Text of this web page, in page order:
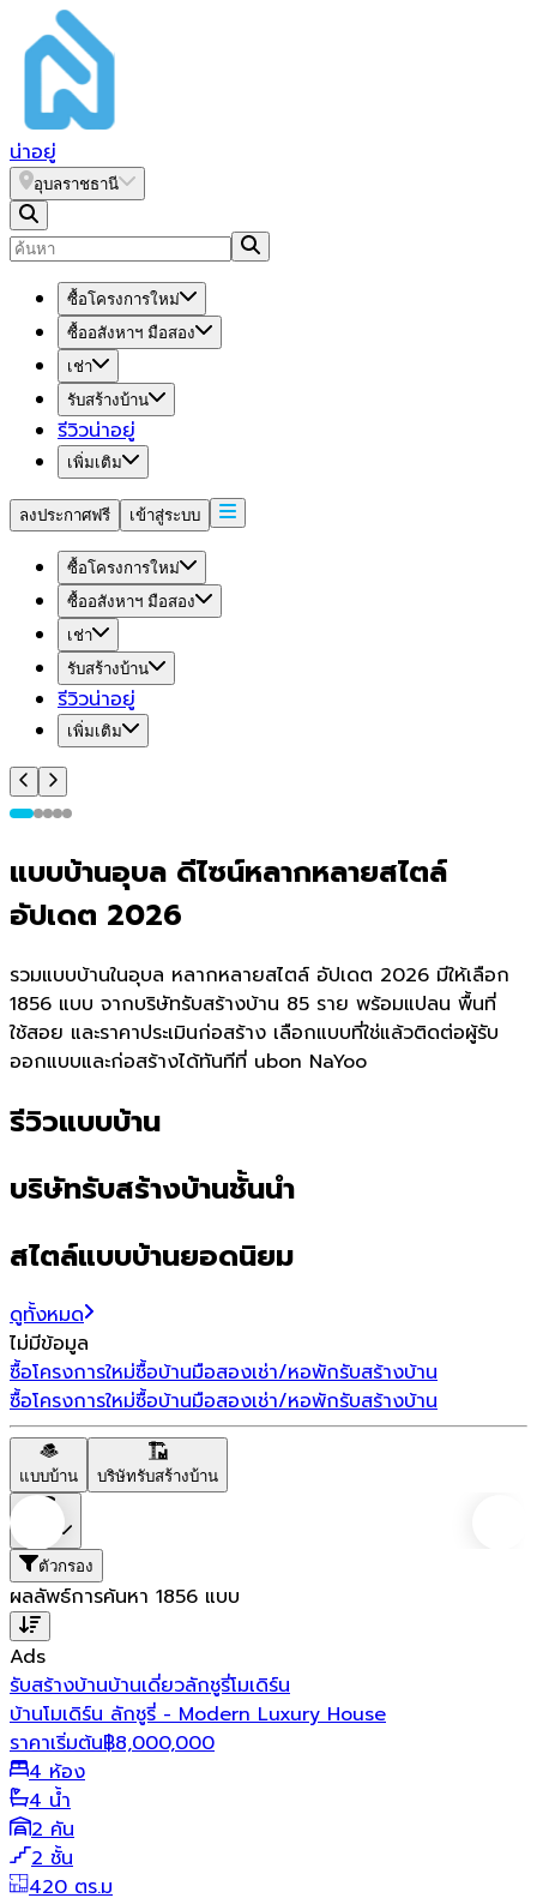
น่าอยู่
อุบลราชธานี
ซื้อโครงการใหม่
ซื้ออสังหาฯ มือสอง
เช่า
รับสร้างบ้าน
รีวิวน่าอยู่
เพิ่มเติม
ลงประกาศฟรี เข้าสู่ระบบ
ซื้อโครงการใหม่
ซื้ออสังหาฯ มือสอง
เช่า
รับสร้างบ้าน
รีวิวน่าอยู่
เพิ่มเติม
แบบบ้านอุบล ดีไซน์หลากหลายสไตล์
อัปเดต 2026
รวมแบบบ้านในอุบล หลากหลายสไตล์ อัปเดต 2026 มีให้เลือก
1856 แบบ จากบริษัทรับสร้างบ้าน 85 ราย พร้อมแปลน พื้นที่
ใช้สอย และราคาประเมินก่อสร้าง เลือกแบบที่ใช่แล้วติดต่อผู้รับ
ออกแบบและก่อสร้างได้ทันทีที่ ubon NaYoo
รีวิวแบบบ้าน
บริษัทรับสร้างบ้านชั้นนำ
สไตล์แบบบ้านยอดนิยม
ดูทั้งหมด
ไม่มีข้อมูล
ซื้อโครงการใหม่ซื้อบ้านมือสองเช่า/หอพักรับสร้างบ้าน
ซื้อโครงการใหม่ซื้อบ้านมือสองเช่า/หอพักรับสร้างบ้าน
แบบบ้าน บริษัทรับสร้างบ้าน
ตัวกรอง
ผลลัพธ์การค้นหา 1856 แบบ
Ads
รับสร้างบ้านบ้านเดี่ยวลักชูรี่โมเดิร์น
บ้านโมเดิร์น ลักชูรี่ - Modern Luxury House
ราคาเริ่มต้น฿8,000,000
4 ห้อง
4 น้ำ
2 คัน
2 ชั้น
420 ตร.ม